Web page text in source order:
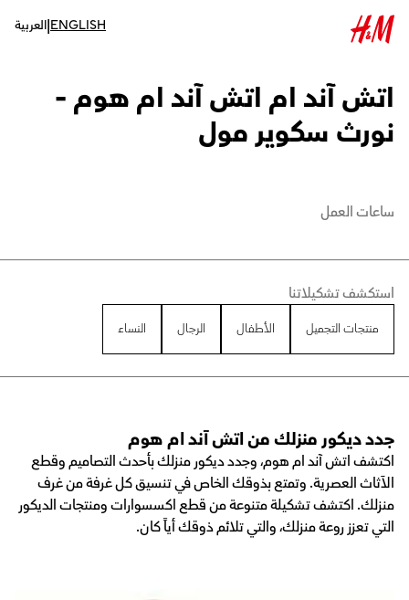
ENGLISH
|العربية
اتش آند ام اتش آند ام هوم -
نورث سكوير مول
ساعات العمل
استكشف تشكيلاتنا
منتجات التجميل الأطفال الرجال النساء
جدد ديكور منزلك من اتش آند ام هوم
اكتشف اتش آند ام هوم، وجدد ديكور منزلك بأحدث التصاميم وقطع
الآثاث العصرية. وتمتع بذوقك الخاص في تنسيق كل غرفة من غرف
منزلك. اكتشف تشكيلة متنوعة من قطع اكسسوارات ومنتجات الديكور
التي تعزز روعة منزلك، والتي تلائم ذوقك أياً كان.